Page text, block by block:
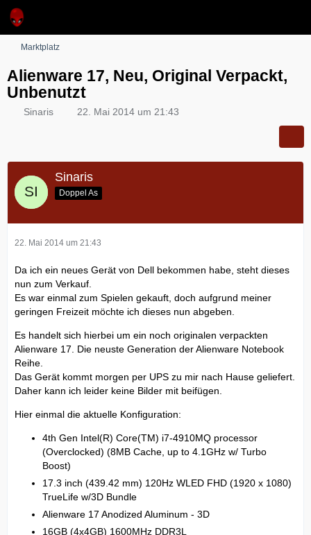
Marktplatz
Alienware 17, Neu, Original Verpackt,
Unbenutzt
Sinaris 22. Mai 2014 um 21:43
Sinaris
Doppel As
22. Mai 2014 um 21:43
Da ich ein neues Gerät von Dell bekommen habe, steht dieses
nun zum Verkauf.
Es war einmal zum Spielen gekauft, doch aufgrund meiner
geringen Freizeit möchte ich dieses nun abgeben.
Es handelt sich hierbei um ein noch originalen verpackten
Alienware 17. Die neuste Generation der Alienware Notebook
Reihe.
Das Gerät kommt morgen per UPS zu mir nach Hause geliefert.
Daher kann ich leider keine Bilder mit beifügen.
Hier einmal die aktuelle Konfiguration:
4th Gen Intel(R) Core(TM) i7-4910MQ processor
(Overclocked) (8MB Cache, up to 4.1GHz w/ Turbo
Boost)
17.3 inch (439.42 mm) 120Hz WLED FHD (1920 x 1080)
TrueLife w/3D Bundle
Alienware 17 Anodized Aluminum - 3D
16GB (4x4GB) 1600MHz DDR3L